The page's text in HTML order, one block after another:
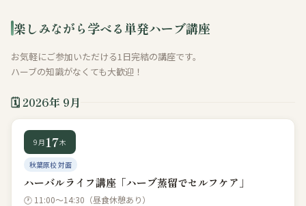
楽しみながら学べる単発ハーブ講座
お気軽にご参加いただける1日完結の講座です。
ハーブの知識がなくても大歓迎！
🗓 2026年 9月
9月17木
秋葉原校 対面
ハーバルライフ講座「ハーブ蒸留でセルフケア」
🕐 11:00〜14:30（昼食休憩あり）